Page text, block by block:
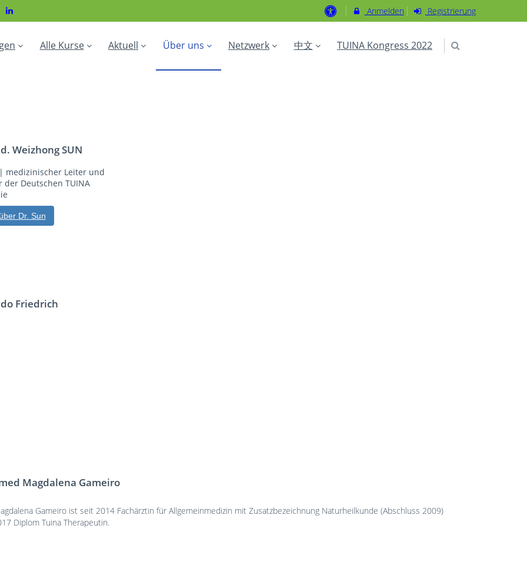
Anmelden Registrierung
Alle Kurse Aktuell Über uns Netzwerk 中文 TUINA Kongress 2022
Weizhong SUN
medizinischer Leiter und
der Deutschen TUINA
Dr. Sun
Friedrich
Magdalena Gameiro
Gameiro ist seit 2014 Fachärztin für Allgemeinmedizin mit Zusatzbezeichnung Naturheilkunde (Abschluss 2009)
Diplom Tuina Therapeutin.